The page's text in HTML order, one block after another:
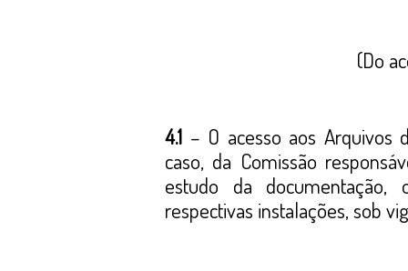
(Do
4.1 – O acesso aos Arquivos
caso, da Comissão
estudo da
respectivas instalações, sob